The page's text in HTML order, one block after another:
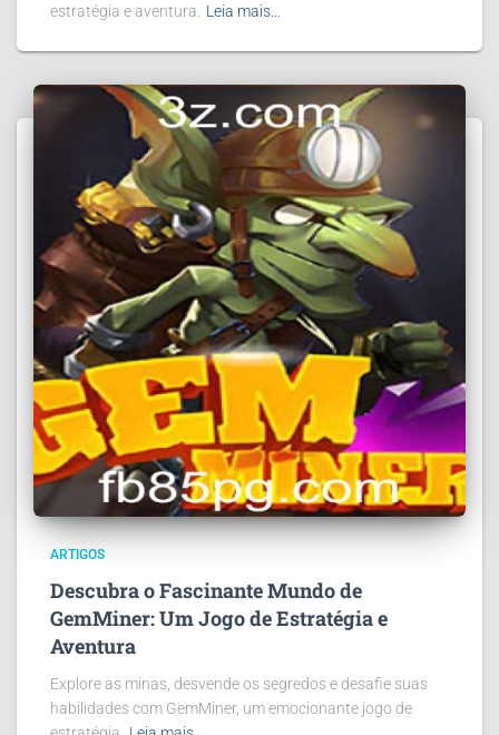
estratégia e aventura.
Leia mais…
ARTIGOS
Descubra o Fascinante Mundo de
GemMiner: Um Jogo de Estratégia e
Aventura
Explore as minas, desvende os segredos e desafie suas
habilidades com GemMiner, um emocionante jogo de